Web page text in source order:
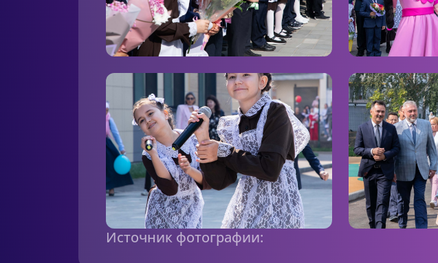
Источник фотографии: